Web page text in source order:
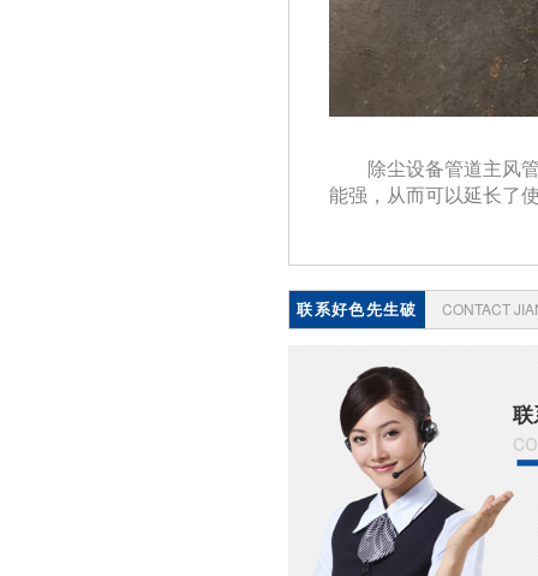
除尘设备管道主风
能强，从而可以延长了
联系好色先生破
CONTACT